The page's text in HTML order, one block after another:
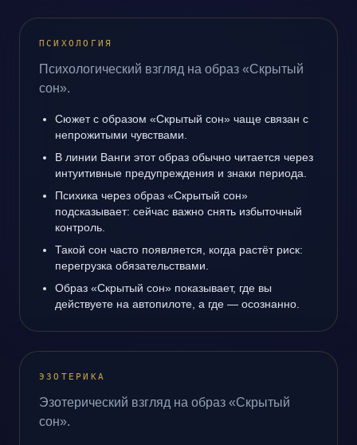
ПСИХОЛОГИЯ
Психологический взгляд на образ «Скрытый
сон».
Сюжет с образом «Скрытый сон» чаще связан с
непрожитыми чувствами.
В линии Ванги этот образ обычно читается через
интуитивные предупреждения и знаки периода.
Психика через образ «Скрытый сон»
подсказывает: сейчас важно снять избыточный
контроль.
Такой сон часто появляется, когда растёт риск:
перегрузка обязательствами.
Образ «Скрытый сон» показывает, где вы
действуете на автопилоте, а где — осознанно.
ЭЗОТЕРИКА
Эзотерический взгляд на образ «Скрытый
сон».